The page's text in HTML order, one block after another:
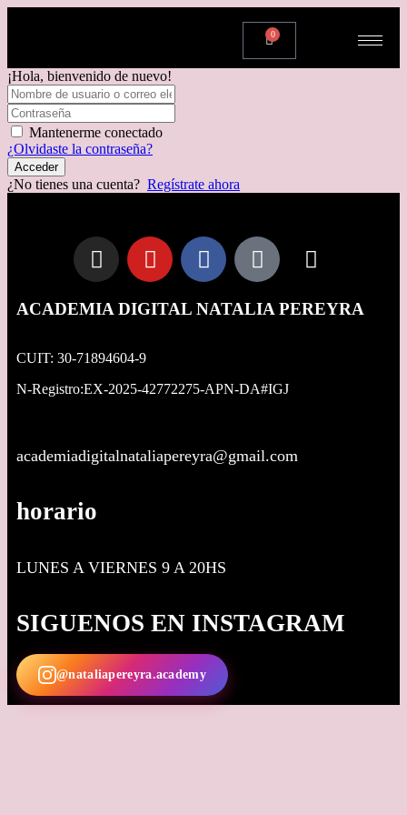
0
¡Hola, bienvenido de nuevo!
Mantenerme conectado
¿Olvidaste la contraseña?
Acceder
¿No tienes una cuenta? Regístrate ahora
ACADEMIA DIGITAL NATALIA PEREYRA
CUIT: 30-71894604-9
N-Registro:EX-2025-42772275-APN-DA#IGJ
academiadigitalnataliapereyra@gmail.com
horario
LUNES A VIERNES 9 A 20HS
SIGUENOS EN INSTAGRAM
@nataliapereyra.academy